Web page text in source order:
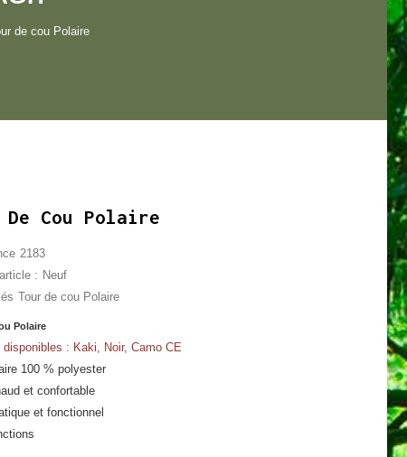
de cou Polaire
De Cou Polaire
2183
: Neuf
Tour de cou Polaire
Polaire
disponibles : Kaki, Noir, Camo CE
100 % polyester
et confortable
et fonctionnel